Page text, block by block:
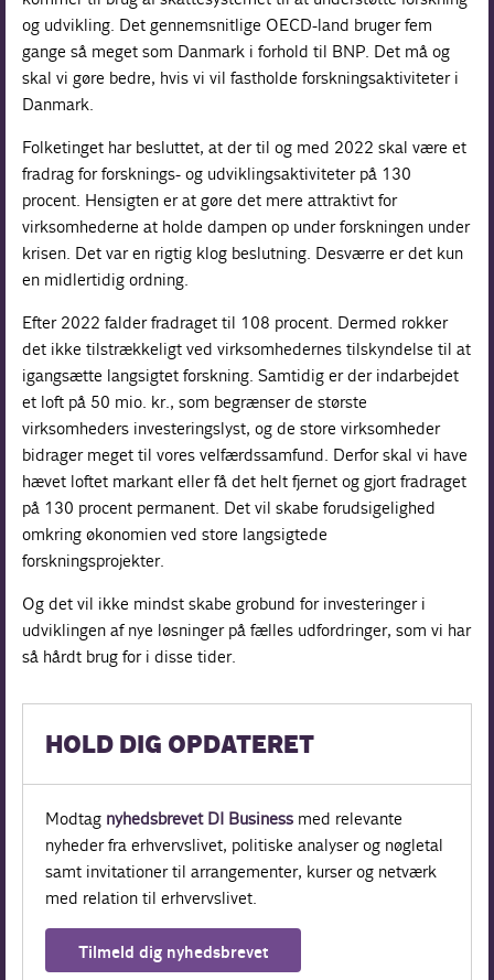
og udvikling. Det gennemsnitlige OECD-land bruger fem
gange så meget som Danmark i forhold til BNP. Det må og
skal vi gøre bedre, hvis vi vil fastholde forskningsaktiviteter i
Danmark.
Folketinget har besluttet, at der til og med 2022 skal være et
fradrag for forsknings- og udviklingsaktiviteter på 130
procent. Hensigten er at gøre det mere attraktivt for
virksomhederne at holde dampen op under forskningen under
krisen. Det var en rigtig klog beslutning. Desværre er det kun
en midlertidig ordning.
Efter 2022 falder fradraget til 108 procent. Dermed rokker
det ikke tilstrækkeligt ved virksomhedernes tilskyndelse til at
igangsætte langsigtet forskning. Samtidig er der indarbejdet
et loft på 50 mio. kr., som begrænser de største
virksomheders investeringslyst, og de store virksomheder
bidrager meget til vores velfærdssamfund. Derfor skal vi have
hævet loftet markant eller få det helt fjernet og gjort fradraget
på 130 procent permanent. Det vil skabe forudsigelighed
omkring økonomien ved store langsigtede
forskningsprojekter.
Og det vil ikke mindst skabe grobund for investeringer i
udviklingen af nye løsninger på fælles udfordringer, som vi har
så hårdt brug for i disse tider.
HOLD DIG OPDATERET
Modtag nyhedsbrevet DI Business med relevante
nyheder fra erhvervslivet, politiske analyser og nøgletal
samt invitationer til arrangementer, kurser og netværk
med relation til erhvervslivet.
Tilmeld dig nyhedsbrevet